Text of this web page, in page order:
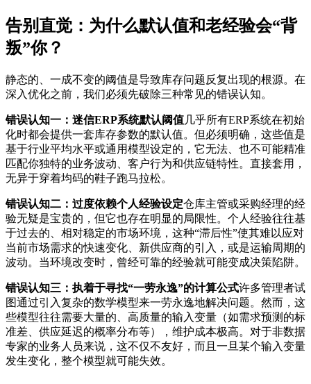
告别直觉：为什么默认值和老经验会“背
叛”你？
静态的、一成不变的阈值是导致库存问题反复出现的根源。在
深入优化之前，我们必须先破除三种常见的错误认知。
错误认知一：迷信ERP系统默认阈值几乎所有ERP系统在初始
化时都会提供一套库存参数的默认值。但必须明确，这些值是
基于行业平均水平或通用模型设定的，它无法、也不可能精准
匹配你独特的业务波动、客户行为和供应链特性。直接套用，
无异于穿着均码的鞋子跑马拉松。
错误认知二：过度依赖个人经验设定仓库主管或采购经理的经
验无疑是宝贵的，但它也存在明显的局限性。个人经验往往基
于过去的、相对稳定的市场环境，这种“滞后性”使其难以应对
当前市场需求的快速变化、新供应商的引入，或是运输周期的
波动。当环境改变时，曾经可靠的经验就可能变成决策陷阱。
错误认知三：执着于寻找“一劳永逸”的计算公式许多管理者试
图通过引入复杂的数学模型来一劳永逸地解决问题。然而，这
些模型往往需要大量的、高质量的输入变量（如需求预测的标
准差、供应延迟的概率分布等），维护成本极高。对于非数据
专家的业务人员来说，这不仅不友好，而且一旦某个输入变量
发生变化，整个模型就可能失效。